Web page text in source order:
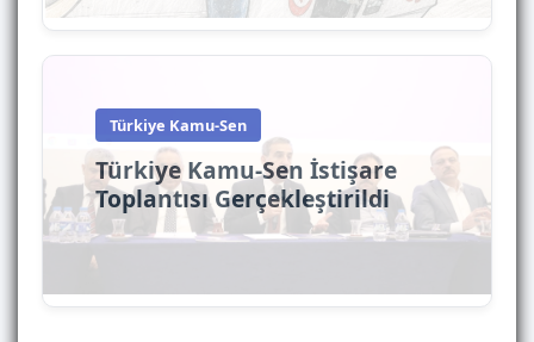
Türkiye Kamu-Sen
Türkiye Kamu-Sen İstişare
Toplantısı Gerçekleştirildi